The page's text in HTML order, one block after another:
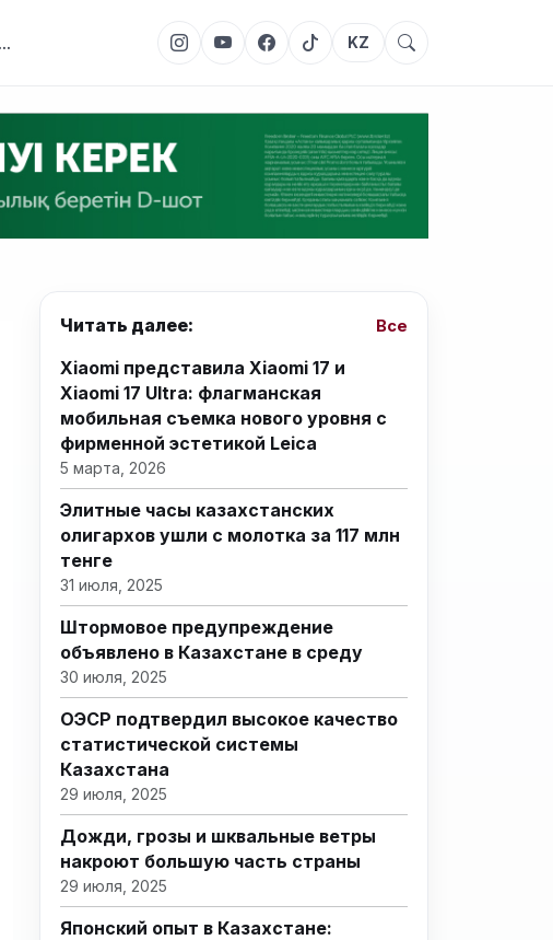
... KZ
Читать далее: Все
Xiaomi представила Xiaomi 17 и
Xiaomi 17 Ultra: флагманская
мобильная съемка нового уровня с
фирменной эстетикой Leica
5 марта, 2026
Элитные часы казахстанских
олигархов ушли с молотка за 117 млн
тенге
31 июля, 2025
Штормовое предупреждение
объявлено в Казахстане в среду
30 июля, 2025
ОЭСР подтвердил высокое качество
статистической системы
Казахстана
29 июля, 2025
Дожди, грозы и шквальные ветры
накроют большую часть страны
29 июля, 2025
Японский опыт в Казахстане: